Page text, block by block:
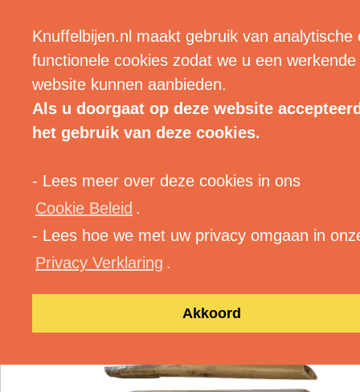
Knuffelbijen.nl maakt gebruik van analytische
functionele cookies zodat we u een werkende
website kunnen aanbieden.
Als u doorgaat op deze website
het gebruik van deze cookies.
- Lees meer over deze cookies in ons
Cookie Beleid .
- Lees hoe we met uw privacy omgaan in
Privacy Verklaring .
Akkoord
| MENU |